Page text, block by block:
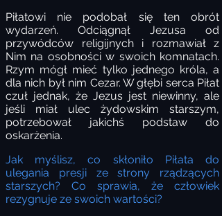
Piłatowi nie podobał się ten obrót
wydarzeń. Odciągnął Jezusa od
przywódców religijnych i rozmawiał z
Nim na osobności w swoich komnatach.
Rzym mógł mieć tylko jednego króla, a
dla nich był nim Cezar. W głębi serca Piłat
czuł jednak, że Jezus jest niewinny, ale
jeśli miał ulec żydowskim starszym,
potrzebował jakichś podstaw do
oskarżenia.
Jak myślisz, co skłoniło Piłata do
ulegania presji ze strony rządzących
starszych? Co sprawia, że człowiek
rezygnuje ze swoich wartości?